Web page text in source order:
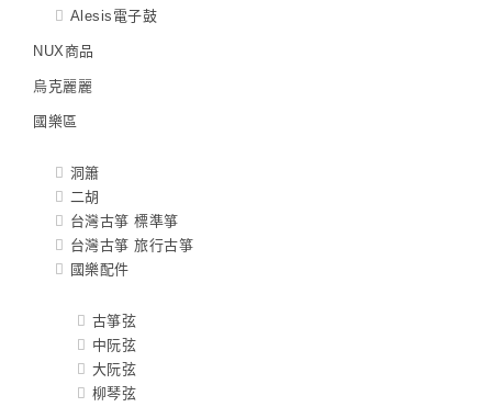
Alesis電子鼓
NUX商品
烏克麗麗
國樂區
洞簫
二胡
台灣古箏 標準箏
台灣古箏 旅行古箏
國樂配件
古箏弦
中阮弦
大阮弦
柳琴弦